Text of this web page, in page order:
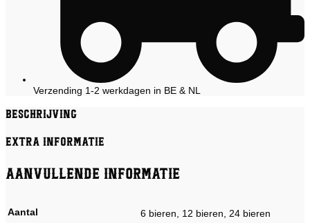
Verzending 1-2 werkdagen in BE & NL
Beschrijving
Extra informatie
Aanvullende informatie
Aantal 6 bieren, 12 bieren, 24 bieren